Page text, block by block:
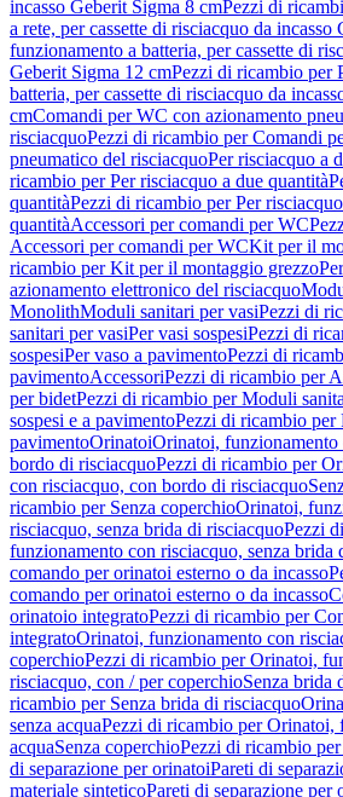
incasso Geberit Sigma 8 cmPezzi di
a rete, per cassette di risciacquo da incasso
funzionamento a batteria, per cassette di
Geberit Sigma 12 cmPezzi di ricambio per
batteria, per cassette di risciacquo da
cmComandi per WC con azionamento
risciacquoPezzi di ricambio per Comandi
pneumatico del risciacquoPer risciacquo a
ricambio per Per risciacquo a due quantità
quantitàPezzi di ricambio per Per
quantitàAccessori per comandi per WC
Accessori per comandi per WCKit per il
ricambio per Kit per il montaggio grezzo
azionamento elettronico del risciacquo
MonolithModuli sanitari per vasiPezzi di
sanitari per vasiPer vasi sospesiPezzi di
sospesiPer vaso a pavimentoPezzi di
pavimentoAccessoriPezzi di ricambio per
per bidetPezzi di ricambio per Moduli
sospesi e a pavimentoPezzi di ricambio per
pavimentoOrinatoiOrinatoi, funzionamento
bordo di risciacquoPezzi di ricambio per
con risciacquo, con bordo di risciacquo
ricambio per Senza coperchioOrinatoi,
risciacquo, senza brida di risciacquoPezzi
funzionamento con risciacquo, senza brida
comando per orinatoi esterno o da incasso
comando per orinatoi esterno o da incasso
orinatoio integratoPezzi di ricambio per
integratoOrinatoi, funzionamento con
coperchioPezzi di ricambio per Orinatoi,
risciacquo, con / per coperchioSenza brida
ricambio per Senza brida di risciacquo
senza acquaPezzi di ricambio per Orinatoi,
acquaSenza coperchioPezzi di ricambio
di separazione per orinatoiPareti di
materiale sinteticoPareti di separazione per